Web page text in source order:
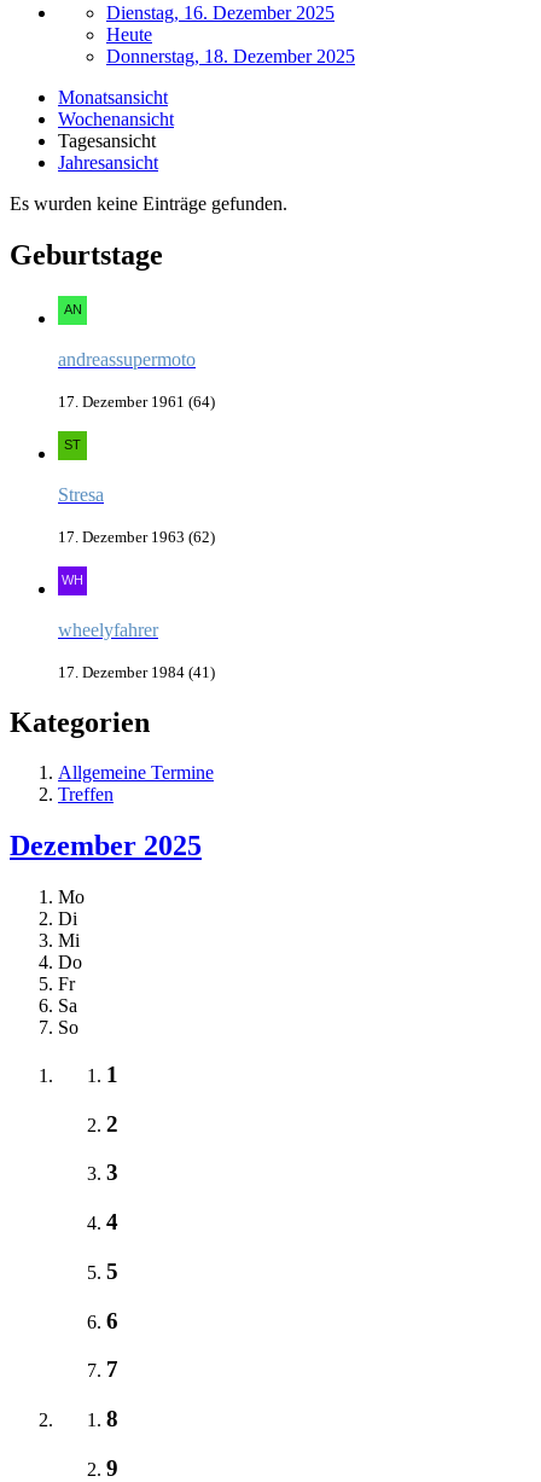
Dienstag, 16. Dezember 2025
Heute
Donnerstag, 18. Dezember 2025
Monatsansicht
Wochenansicht
Tagesansicht
Jahresansicht
Es wurden keine Einträge gefunden.
Geburtstage
andreassupermoto
17. Dezember 1961 (64)
Stresa
17. Dezember 1963 (62)
wheelyfahrer
17. Dezember 1984 (41)
Kategorien
Allgemeine Termine
Treffen
Dezember 2025
Mo
Di
Mi
Do
Fr
Sa
So
1
2
3
4
5
6
7
8
9